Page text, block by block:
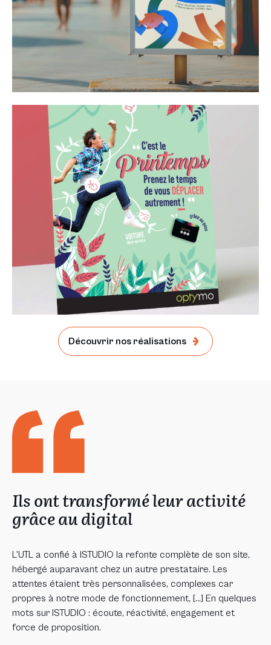
Découvrir nos réalisations
Ils ont transformé leur activité
grâce au digital
L’UTL a confié à ISTUDIO la refonte complète de son site,
hébergé auparavant chez un autre prestataire. Les
attentes étaient très personnalisées, complexes car
propres à notre mode de fonctionnement, […] En quelques
mots sur ISTUDIO : écoute, réactivité, engagement et
force de proposition.